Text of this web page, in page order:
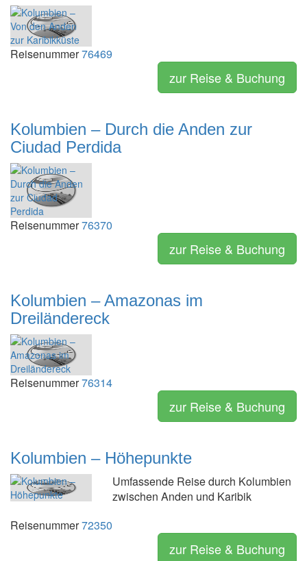
Reisenummer76469
zur Reise & Buchung
Kolumbien – Durch die Anden zur
Ciudad Perdida
Reisenummer76370
zur Reise & Buchung
Kolumbien – Amazonas im
Dreiländereck
Reisenummer76314
zur Reise & Buchung
Kolumbien – Höhepunkte
Umfassende Reise durch Kolumbien
zwischen Anden und Karibik
Reisenummer72350
zur Reise & Buchung